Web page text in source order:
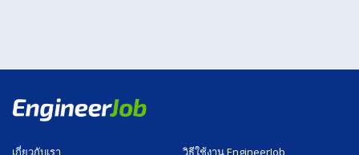
เกี่ยวกับเรา วิธีใช้งาน EngineerJob